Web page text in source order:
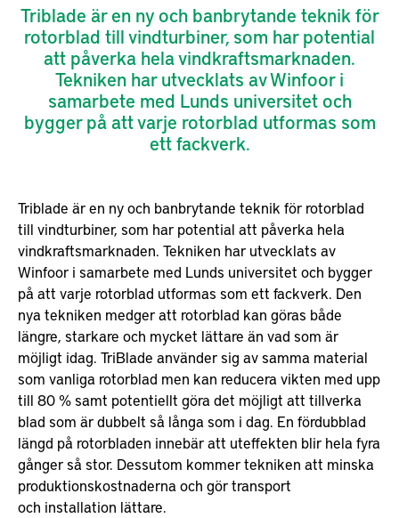
Triblade är en ny och banbrytande teknik för
rotorblad till vindturbiner, som har potential
att påverka hela vindkraftsmarknaden.
Tekniken har utvecklats av Winfoor i
samarbete med Lunds universitet och
bygger på att varje rotorblad utformas som
ett fackverk.
Triblade är en ny och banbrytande teknik för rotorblad
till vindturbiner, som har potential att påverka hela
vindkraftsmarknaden. Tekniken har utvecklats av
Winfoor i samarbete med Lunds universitet och bygger
på att varje rotorblad utformas som ett fackverk. Den
nya tekniken medger att rotorblad kan göras både
längre, starkare och mycket lättare än vad som är
möjligt idag. TriBlade använder sig av samma material
som vanliga rotorblad men kan reducera vikten med upp
till 80 % samt potentiellt göra det möjligt att tillverka
blad som är dubbelt så långa som i dag. En fördubblad
längd på rotorbladen innebär att uteffekten blir hela fyra
gånger så stor. Dessutom kommer tekniken att minska
produktionskostnaderna och gör transport
och installation lättare.